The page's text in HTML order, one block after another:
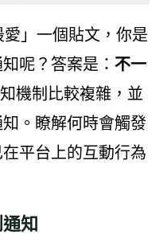
」一個貼文，你是
呢？答案是： 不一
機制比較複雜，並
。瞭解何時會觸發
平台上的互動行為
知